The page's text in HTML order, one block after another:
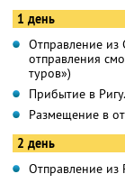
1 день
Отправление из
отправления
туров»)
Прибытие в Ригу.
Размещение в
2 день
Отправление из